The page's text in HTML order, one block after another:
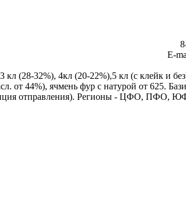
Е-
(28-32%), 4кл (20-22%),5 кл (с клейк и
от 44%), ячмень фур с натурой от 625.
отправления). Регионы - ЦФО, ПФО,